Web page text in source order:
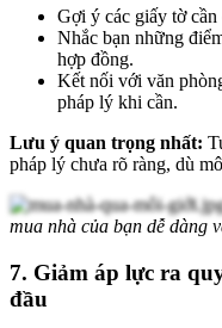
Gợi ý các giấy tờ cần
Nhắc bạn những
hợp đồng.
Kết nối với văn
pháp lý khi cần.
Lưu ý quan trọng nhất:
pháp lý chưa rõ ràng, dù
mua nhà của bạn dễ dàng
7. Giảm áp lực ra
đầu